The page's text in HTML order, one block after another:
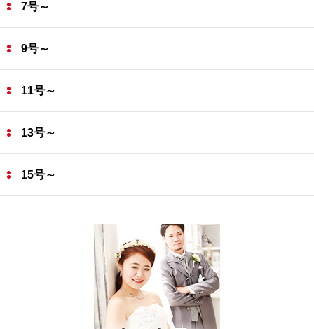
7号～
9号～
11号～
13号～
15号～